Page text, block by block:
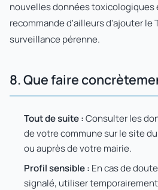
nouvelles données toxicologiques
recommande d'ailleurs d'ajouter le
surveillance pérenne.
8. Que faire
Tout de suite :Consulter les
de votre commune sur le site
ou auprès de votre mairie.
Profil sensible : En cas de
signalé, utiliser